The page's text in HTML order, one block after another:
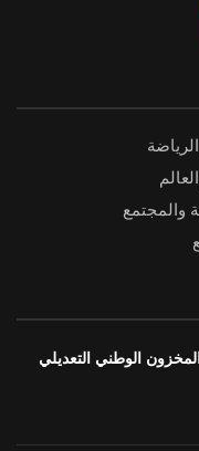
والمجتمع
61% من المخزون الوطني التعديلي